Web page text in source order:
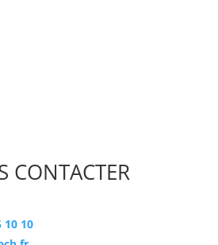
CONTACTER
10 10